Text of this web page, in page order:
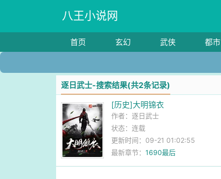
八王小说网
首页 玄幻 武侠 都市
逐日武士-搜索结果(共2条记录)
[历史]大明锦衣
作者：逐日武士
状态：连载
更新时间：09-21 01:02:55
最新章节：1690最后